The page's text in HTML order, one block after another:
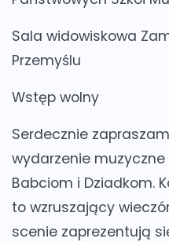
Sala widowiskowa
Przemyślu
Wstęp wolny
Serdecznie
wydarzenie
Babciom i Dziadkom.
to wzruszający
scenie zaprezentują